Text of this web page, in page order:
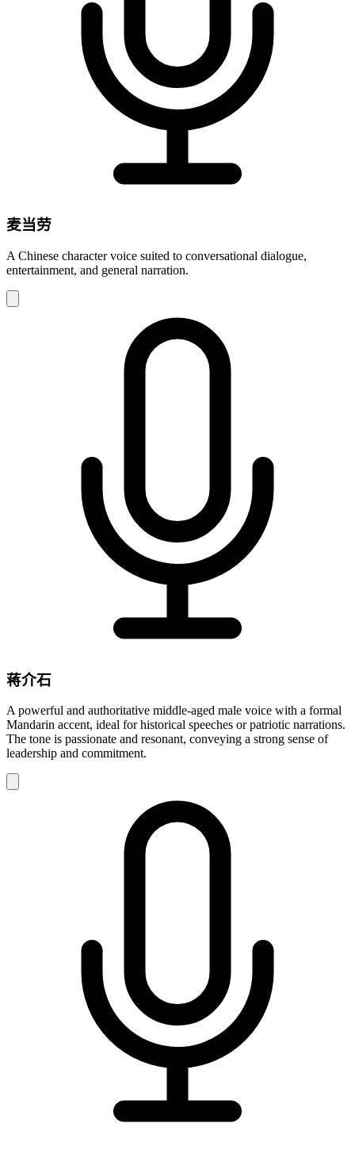
麦当劳
A Chinese character voice suited to conversational dialogue,
entertainment, and general narration.
蒋介石
A powerful and authoritative middle-aged male voice with a formal
Mandarin accent, ideal for historical speeches or patriotic narrations.
The tone is passionate and resonant, conveying a strong sense of
leadership and commitment.